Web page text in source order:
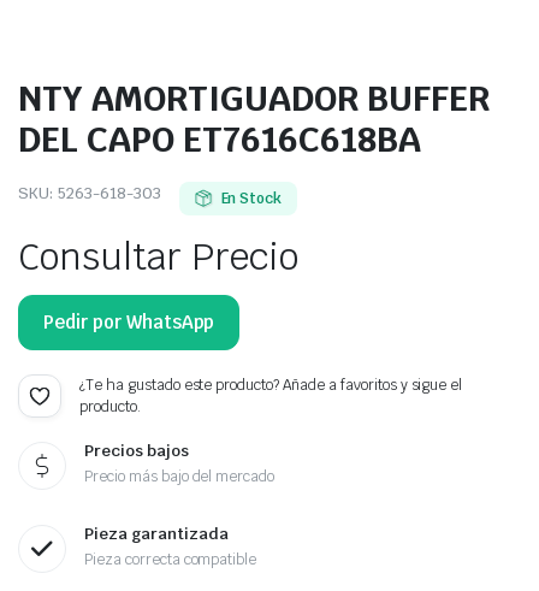
NTY AMORTIGUADOR BUFFER
DEL CAPO ET7616C618BA
SKU: 5263-618-303 En Stock
Consultar Precio
Pedir por WhatsApp
¿Te ha gustado este producto? Añade a favoritos y sigue el
producto.
Precios bajos
Precio más bajo del mercado
Pieza garantizada
Pieza correcta compatible